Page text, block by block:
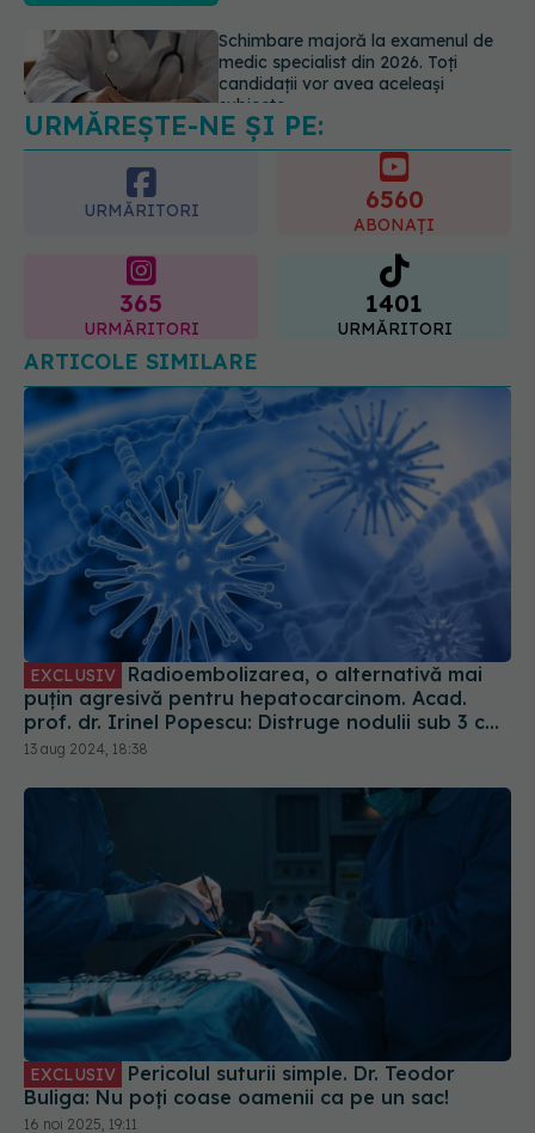
Cât durează simptomele
menopauzei?
URMĂREȘTE-NE ȘI PE:
URMĂRITORI
ABONAȚI
URMĂRITORI
1401
URMĂRITORI
ARTICOLE SIMILARE
EXCLUSIV Radioembolizarea, o alternativă mai
puțin agresivă pentru hepatocarcinom. Acad.
prof. dr. Irinel Popescu: Distruge nodulii sub 3 cm.
Oprește evoluția
13 aug 2024, 18:38
EXCLUSIV
Buliga: Nu poți coase oamenii ca pe un sac!
16 noi 2025, 19:11